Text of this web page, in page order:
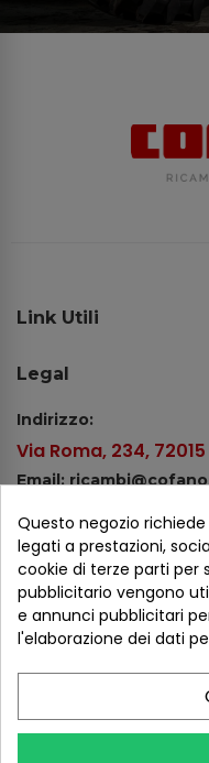
Link Utili
Legal
Indirizzo:
Via Roma, 234,
Email:
Tel.: +39 080 44 13
WhatsApp: +39 334
Metodi di pagamento
Questo negozio
legati a prestazioni,
cookie di terze parti per
pubblicitario vengono
e annunci pubblicitari
l'elaborazione dei dati